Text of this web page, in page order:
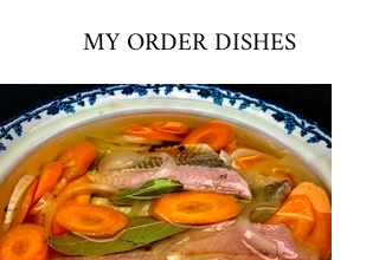
MY ORDER DISHES